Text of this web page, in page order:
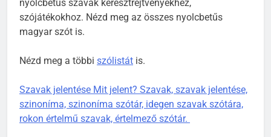
nyolcbetűs szavak keresztrejtvényekhez,
szójátékokhoz. Nézd meg az összes nyolcbetűs
magyar szót is.
Nézd meg a többi szólistát is.
Szavak jelentése Mit jelent? Szavak, szavak jelentése,
szinoníma, szinoníma szótár, idegen szavak szótára,
rokon értelmű szavak, értelmező szótár.